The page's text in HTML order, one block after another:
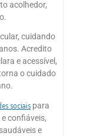
acolhedor,
cuidando
Acredito
e acessível,
o cuidado
sociais para
confiáveis,
e